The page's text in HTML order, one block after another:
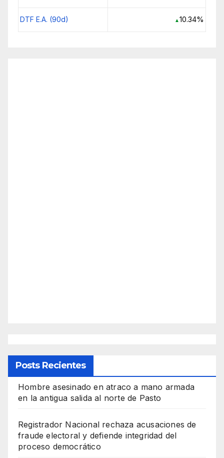
DTF E.A. (90d) ▲10.34%
Posts Recientes
Hombre asesinado en atraco a mano armada
en la antigua salida al norte de Pasto
Registrador Nacional rechaza acusaciones de
fraude electoral y defiende integridad del
proceso democrático